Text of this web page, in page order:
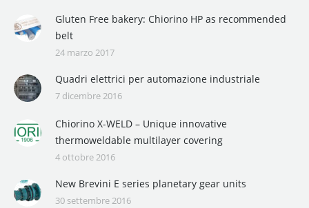
Gluten Free bakery: Chiorino HP as recommended
belt
24 marzo 2017
Quadri elettrici per automazione industriale
7 dicembre 2016
Chiorino X-WELD – Unique innovative
thermoweldable multilayer covering
4 ottobre 2016
New Brevini E series planetary gear units
30 settembre 2016